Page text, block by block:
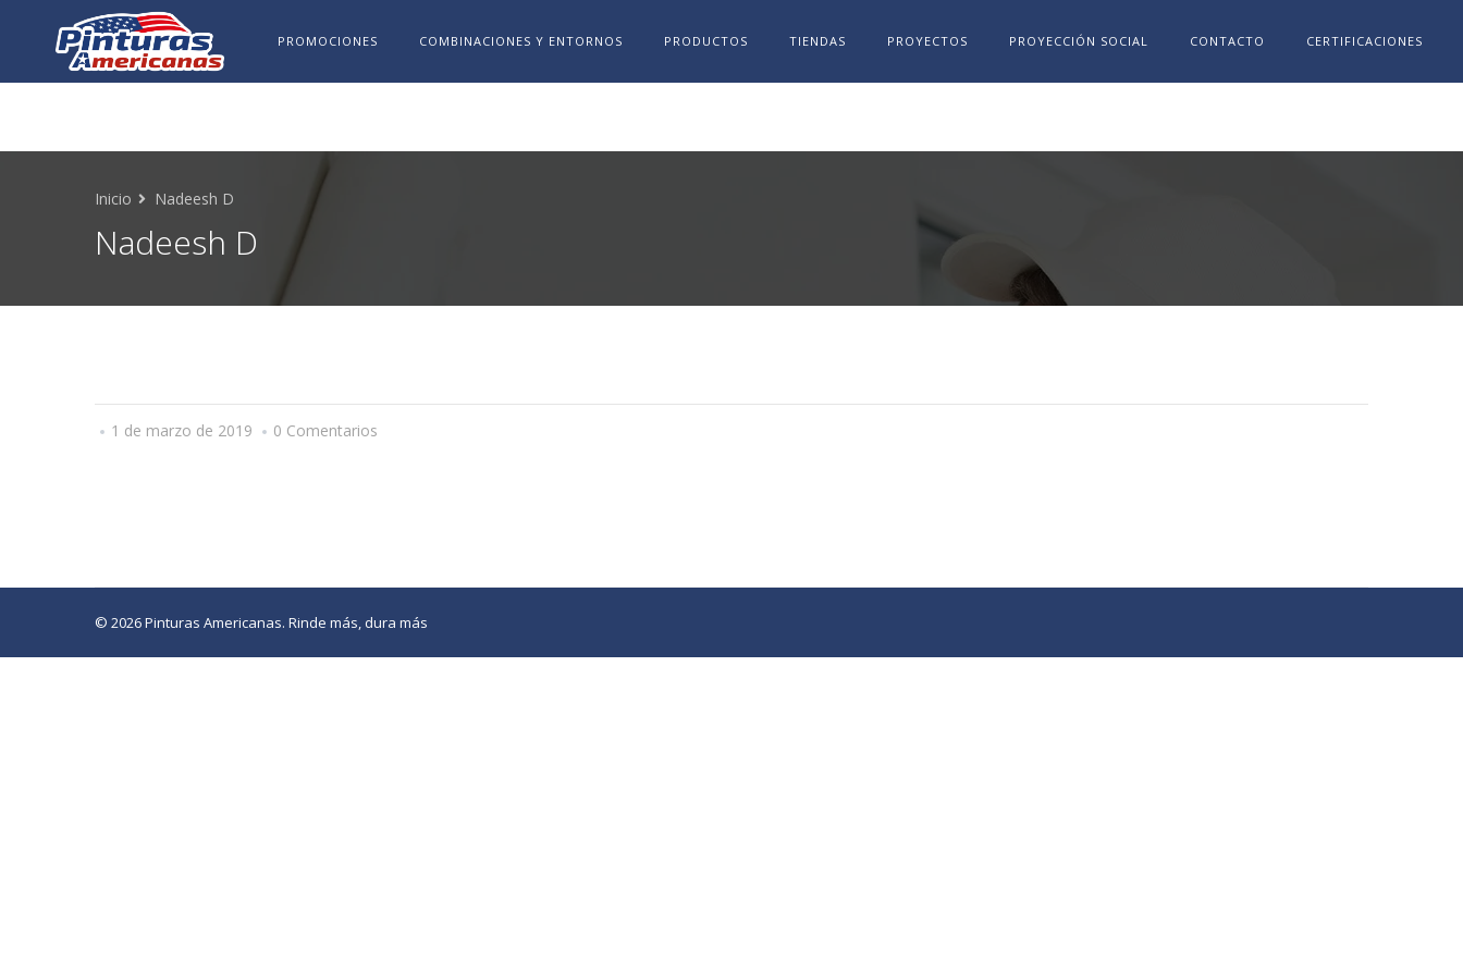
PROMOCIONES COMBINACIONES Y ENTORNOS PRODUCTOS TIENDAS PROYECTOS PROYECCIÓN SOCIAL CONTACTO CERTIFICACIONES
Nadeesh D
Inicio Nadeesh D
1 de marzo de 2019 0 Comentarios
© 2026 Pinturas Americanas. Rinde más, dura más